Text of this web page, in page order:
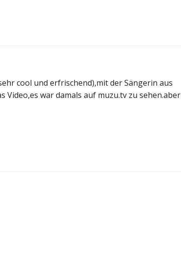
cool und erfrischend),mit der Sängerin aus
Video,es war damals auf muzu.tv zu sehen.aber